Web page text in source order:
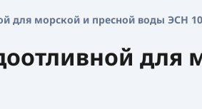
для морской и пресной воды ЭСН